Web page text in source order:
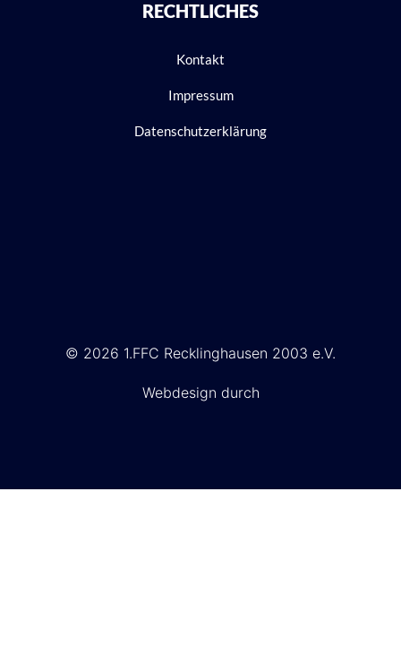
RECHTLICHES
Kontakt
Impressum
Datenschutzerklärung
© 2026 1.FFC Recklinghausen 2003 e.V.
Webdesign durch